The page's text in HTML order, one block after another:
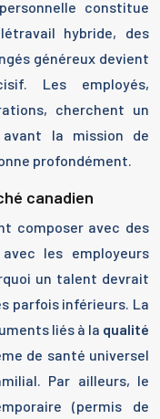
constitue
hybride, des
généreux devient
Les employés,
cherchent un
la mission de
profondément.
canadien
composer avec des
les employeurs
un talent devrait
parfois inférieurs. La
liés à la qualité
de santé universel
Par ailleurs, le
(permis de